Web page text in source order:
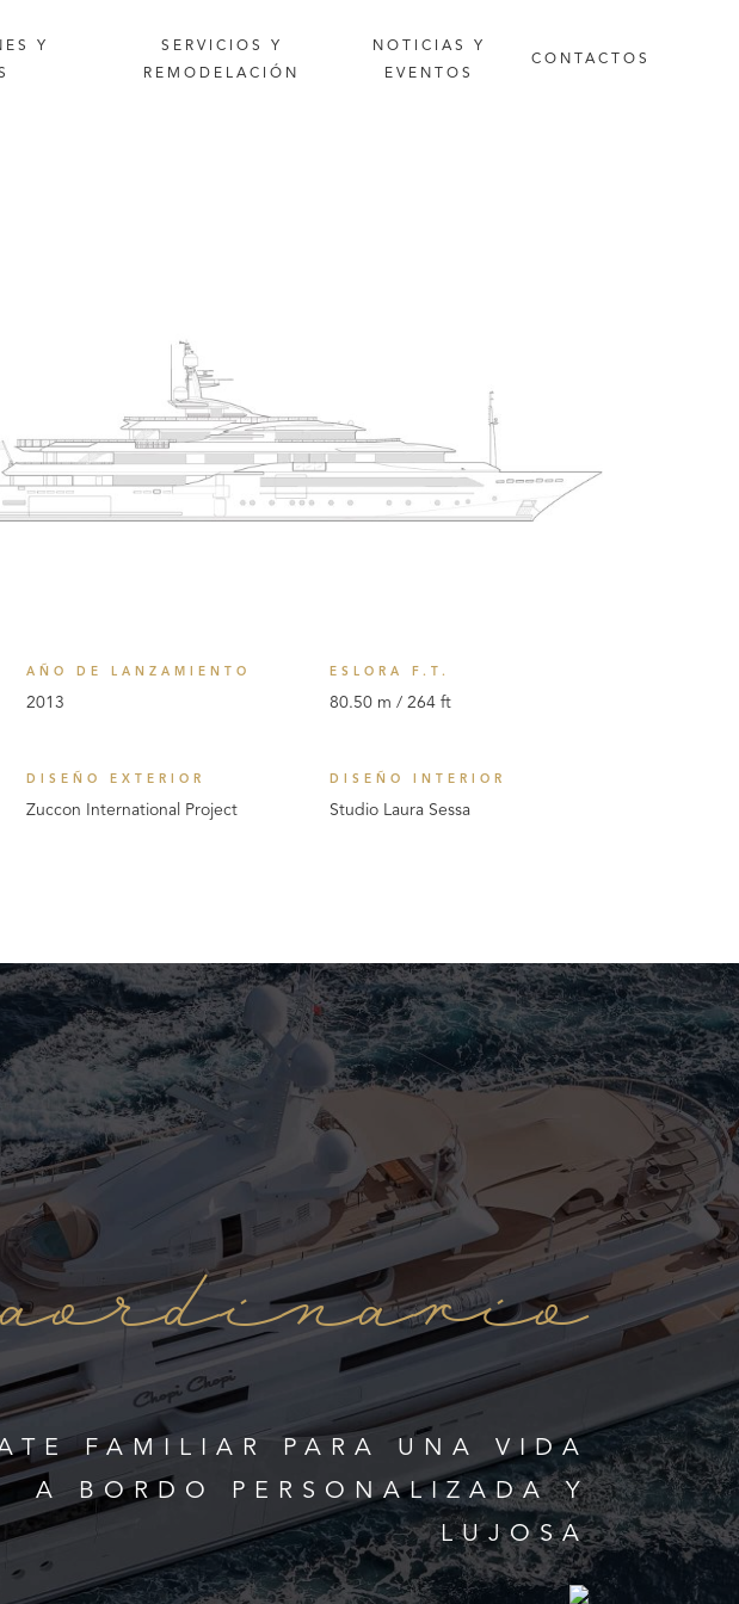
Y
SERVICIOS Y
REMODELACIÓN
NOTICIAS Y
EVENTOS
CONTACTOS
AÑO DE LANZAMIENTO
2013
ESLORA F.T.
80.50 m / 264 ft
DISEÑO EXTERIOR
Zuccon International Project
DISEÑO INTERIOR
Studio Laura Sessa
FAMILIAR PARA UNA VIDA
A BORDO PERSONALIZADA Y
LUJOSA